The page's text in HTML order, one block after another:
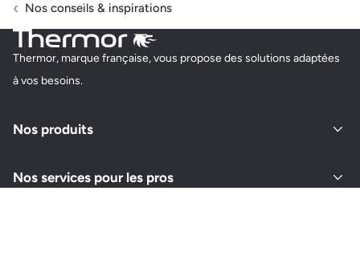
Nos conseils & inspirations
Thermor, marque française, vous propose des solutions adaptées
à vos besoins.
Nos produits
Nos services pour les pros